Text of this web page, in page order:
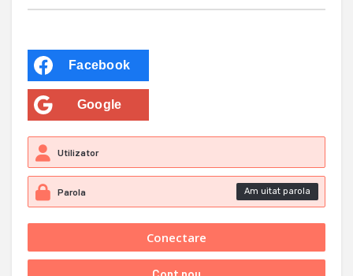
Facebook
Google
Am uitat parola